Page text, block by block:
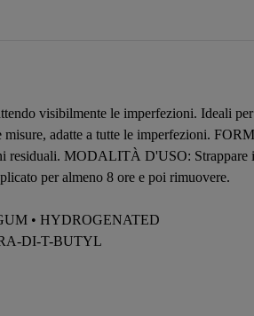
visibilmente le imperfezioni. Ideali
adatte a tutte le imperfezioni.
residuali. MODALITÀ D'USO: Strappare
per almeno 8 ore e poi rimuovere.
• HYDROGENATED
DI-T-BUTYL